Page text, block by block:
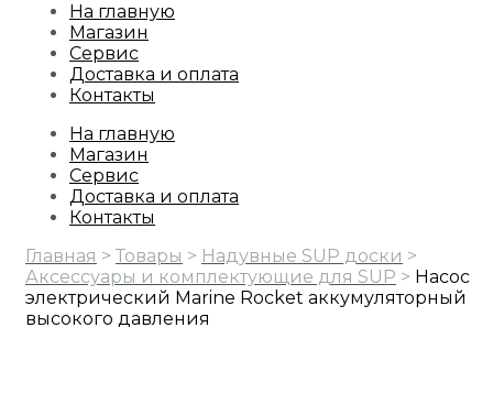
На главную
Магазин
Сервис
Доставка и оплата
Контакты
На главную
Магазин
Сервис
Доставка и оплата
Контакты
Главная > Товары > Надувные SUP доски >
Аксессуары и комплектующие для SUP > Насос
электрический Marine Rocket аккумуляторный
высокого давления